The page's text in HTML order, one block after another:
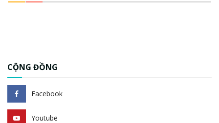
CỘNG ĐỒNG
Facebook
Youtube